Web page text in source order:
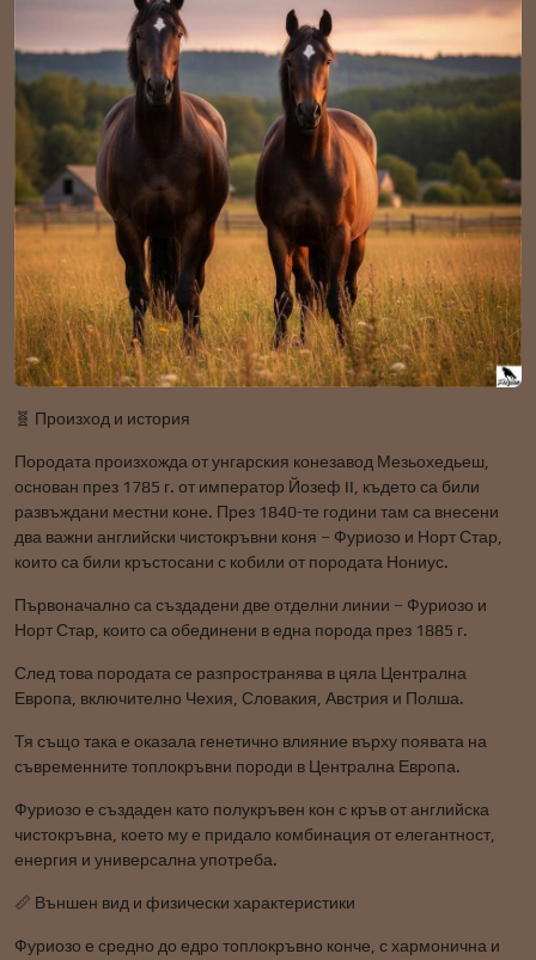
🧬 Произход и история
Породата произхожда от унгарския конезавод Мезьохедьеш,
основан през 1785 г. от император Йозеф II, където са били
развъждани местни коне. През 1840-те години там са внесени
два важни английски чистокръвни коня – Фуриозо и Норт Стар,
които са били кръстосани с кобили от породата Нониус.
Първоначално са създадени две отделни линии – Фуриозо и
Норт Стар, които са обединени в една порода през 1885 г.
След това породата се разпространява в цяла Централна
Европа, включително Чехия, Словакия, Австрия и Полша.
Тя също така е оказала генетично влияние върху появата на
съвременните топлокръвни породи в Централна Европа.
Фуриозо е създаден като полукръвен кон с кръв от английска
чистокръвна, което му е придало комбинация от елегантност,
енергия и универсална употреба.
📏 Външен вид и физически характеристики
Фуриозо е средно до едро топлокръвно конче, с хармонична и